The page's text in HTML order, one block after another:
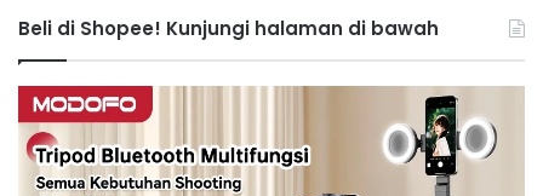
Beli di Shopee! Kunjungi halaman di bawah